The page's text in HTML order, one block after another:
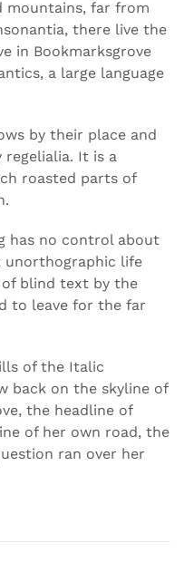
mountains, far from
there live the
in Bookmarksgrove
a large language
by their place and
regelialia. It is a
roasted parts of
has no control about
life
of blind text by the
to leave for the far
of the Italic
back on the skyline of
the headline of
of her own road, the
ran over her